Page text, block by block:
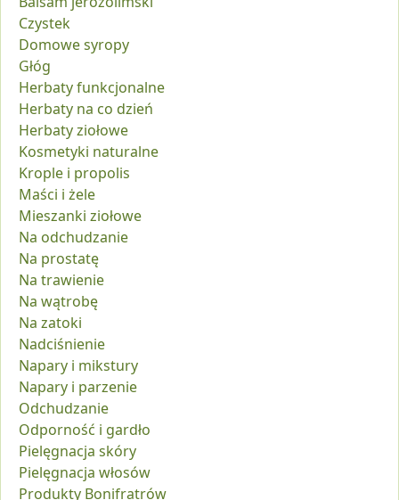
Czystek
Domowe syropy
Głóg
Herbaty funkcjonalne
Herbaty na co dzień
Herbaty ziołowe
Kosmetyki naturalne
Krople i propolis
Maści i żele
Mieszanki ziołowe
Na odchudzanie
Na prostatę
Na trawienie
Na wątrobę
Na zatoki
Nadciśnienie
Napary i mikstury
Napary i parzenie
Odchudzanie
Odporność i gardło
Pielęgnacja skóry
Pielęgnacja włosów
Produkty Bonifratrów